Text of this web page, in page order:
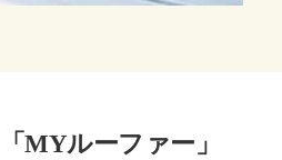
MYルーファー」